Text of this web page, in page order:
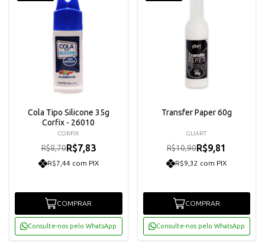
Cola Tipo Silicone 35g
Corfix - 26010
CORFIX
R$8,70R$7,83
R$7,44 com PIX
COMPRAR
Consulte-nos pelo WhatsApp
Transfer Paper 60g
GLIART
R$10,90R$9,81
R$9,32 com PIX
COMPRAR
Consulte-nos pelo WhatsApp